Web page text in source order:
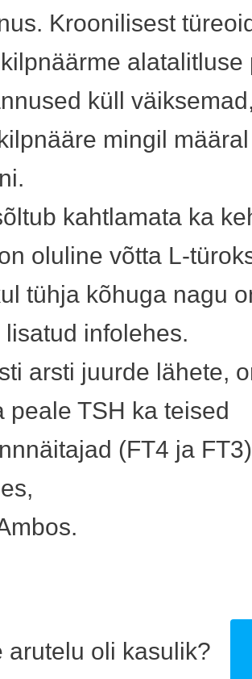
Kroonilisest
alatalitluse
küll
mingil
kahtlamata ka
oluline võtta L-
tühja kõhuga nagu
lisatud infolehes.
arsti juurde lähete,
peale TSH ka teised
(FT4 ja
arutelu oli kasulik?